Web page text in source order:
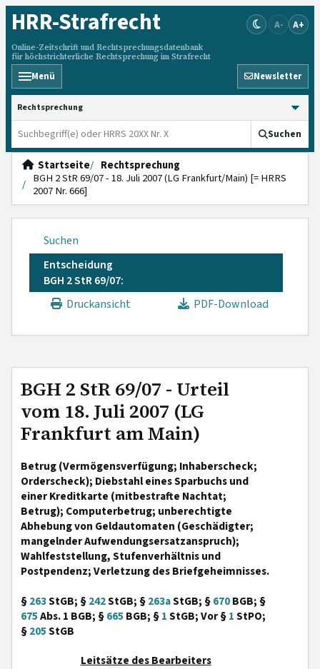
HRR-Strafrecht
Online-Zeitschrift und Rechtsprechungsdatenbank
für höchstrichterliche Rechtsprechung im Strafrecht
A- A+
Menü Newsletter
HRRS durchsuchen
Suchen
Startseite
Rechtsprechung
BGH 2 StR 69/07 - 18. Juli 2007 (LG Frankfurt/Main) [= HRRS
2007 Nr. 666]
Suchen
Entscheidung
BGH 2 StR 69/07:
Druckansicht
PDF-Download
BGH 2 StR 69/07 - Urteil
vom 18. Juli 2007 (LG
Frankfurt am Main)
Betrug (Vermögensverfügung; Inhaberscheck;
Orderscheck); Diebstahl eines Sparbuchs und
einer Kreditkarte (mitbestrafte Nachtat;
Betrug); Computerbetrug; unberechtigte
Abhebung von Geldautomaten (Geschädigter;
mangelnder Aufwendungsersatzanspruch);
Wahlfeststellung, Stufenverhältnis und
Postpendenz; Verletzung des Briefgeheimnisses.
§263StGB; §242StGB; §263aStGB; §670BGB; §
675Abs. 1 BGB; §665 BGB; §1StGB; Vor §1StPO;
§205StGB
Leitsätze des Bearbeiters